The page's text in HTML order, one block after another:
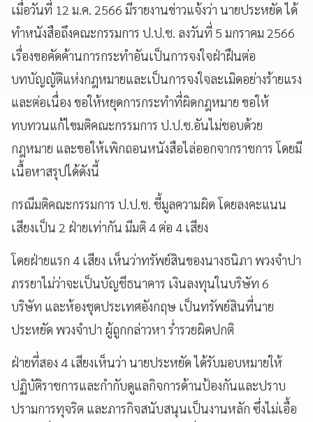
เมื่อวันที่ 12 ม.ค. 2566 มีรายงานข่าวแจ้งว่า นายประหยัด ได้
ทำหนังสือถึงคณะกรรมการ ป.ป.ช. ลงวันที่ 5 มกราคม 2566
เรื่องขอคัดค้านการกระทำอันเป็นการจงใจฝ่าฝืนต่อ
บทบัญญัติแห่งกฎหมายและเป็นการจงใจละเมิดอย่างร้ายแรง
และต่อเนื่อง ขอให้หยุดการกระทำที่ผิดกฎหมาย ขอให้
ทบทวนแก้ไขมติคณะกรรมการ ป.ป.ช.อันไม่ชอบด้วย
กฎหมาย และขอให้เพิกถอนหนังสือไล่ออกจากราชการ โดยมี
เนื้อหาสรุปได้ดังนี้
กรณีมติคณะกรรมการ ป.ป.ช. ชี้มูลความผิด โดยลงคะแนน
เสียงเป็น 2 ฝ่ายเท่ากัน มีมติ 4 ต่อ 4 เสียง
โดยฝ่ายแรก 4 เสียง เห็นว่าทรัพย์สินของนางธนิภา พวงจำปา
ภรรยาไม่ว่าจะเป็นบัญชีธนาคาร เงินลงทุนในบริษัท 6
บริษัท และห้องชุดประเทศอังกฤษ เป็นทรัพย์สินที่นาย
ประหยัด พวงจำปา ผู้ถูกกล่าวหา ร่ำรวยผิดปกติ
ฝ่ายที่สอง 4 เสียงเห็นว่า นายประหยัด ได้รับมอบหมายให้
ปฏิบัติราชการและกำกับดูแลกิจการด้านป้องกันและปราบ
ปรามการทุจริต และภารกิจสนับสนุนเป็นงานหลัก ซึ่งไม่เอื้อ